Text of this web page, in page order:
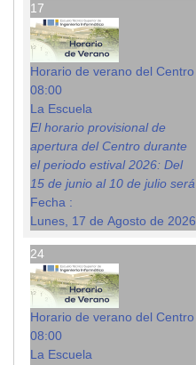
17
Horario de verano del Centro
08:00
La Escuela
El horario provisional de
apertura del Centro durante
el periodo estival 2026: Del
15 de junio al 10 de julio será
Fecha :
Lunes, 17 de Agosto de 2026
24
Horario de verano del Centro
08:00
La Escuela